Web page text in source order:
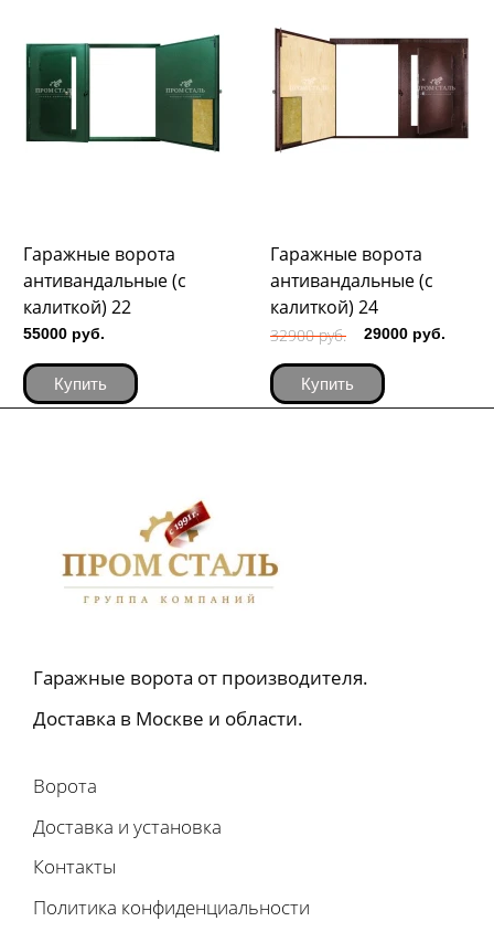
Гаражные ворота
антивандальные (с
калиткой) 22
55000 руб.
Купить
Гаражные ворота
антивандальные (с
калиткой) 24
32900 руб. 29000 руб.
Купить
Гаражные ворота от производителя.
Доставка в Москве и области.
Ворота
Доставка и установка
Контакты
Политика конфиденциальности